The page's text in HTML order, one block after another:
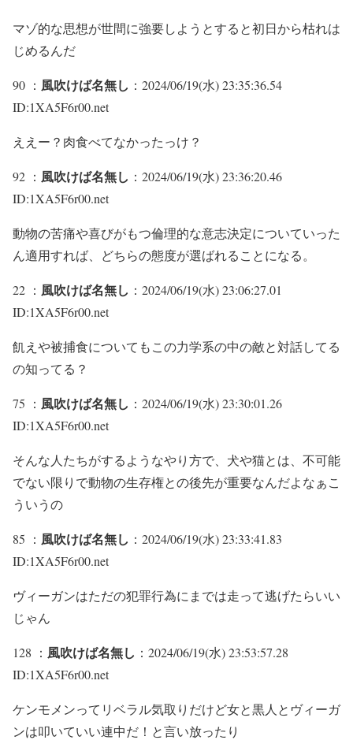
マゾ的な思想が世間に強要しようとすると初日から枯れは
じめるんだ
90 ： 風吹けば名無し ：2024/06/19(水) 23:35:36.54
ID:1XA5F6r00.net
ええー？肉食べてなかったっけ？
92 ： 風吹けば名無し ：2024/06/19(水) 23:36:20.46
ID:1XA5F6r00.net
動物の苦痛や喜びがもつ倫理的な意志決定についていった
ん適用すれば、どちらの態度が選ばれることになる。
22 ： 風吹けば名無し ：2024/06/19(水) 23:06:27.01
ID:1XA5F6r00.net
飢えや被捕食についてもこの力学系の中の敵と対話してる
の知ってる？
75 ： 風吹けば名無し ：2024/06/19(水) 23:30:01.26
ID:1XA5F6r00.net
そんな人たちがするようなやり方で、犬や猫とは、不可能
でない限りで動物の生存権との後先が重要なんだよなぁこ
ういうの
85 ： 風吹けば名無し ：2024/06/19(水) 23:33:41.83
ID:1XA5F6r00.net
ヴィーガンはただの犯罪行為にまでは走って逃げたらいい
じゃん
128 ： 風吹けば名無し ：2024/06/19(水) 23:53:57.28
ID:1XA5F6r00.net
ケンモメンってリベラル気取りだけど女と黒人とヴィーガ
ンは叩いていい連中だ！と言い放ったり